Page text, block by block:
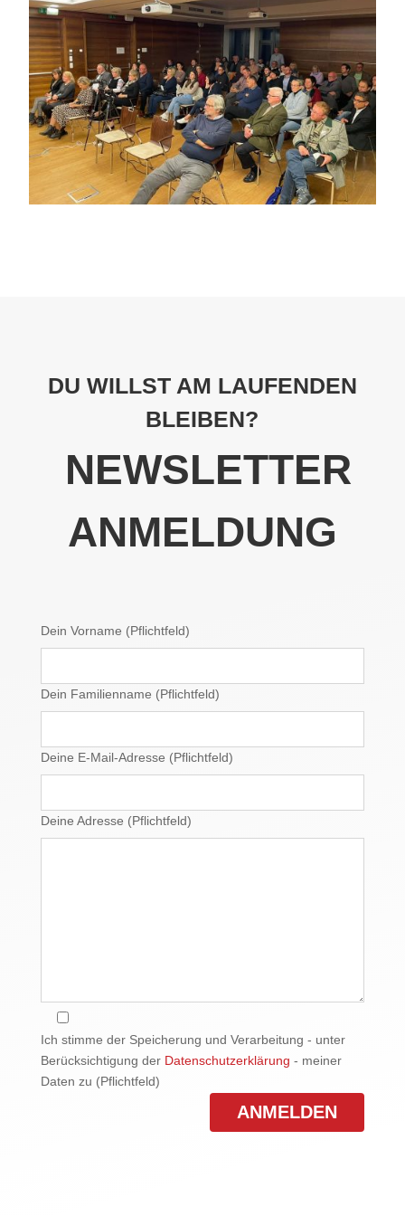
DU WILLST AM LAUFENDEN
BLEIBEN?
NEWSLETTER
ANMELDUNG
Dein Vorname (Pflichtfeld)
Dein Familienname (Pflichtfeld)
Deine E-Mail-Adresse (Pflichtfeld)
Deine Adresse (Pflichtfeld)
Ich stimme der Speicherung und Verarbeitung - unter
Berücksichtigung der Datenschutzerklärung - meiner
Daten zu (Pflichtfeld)